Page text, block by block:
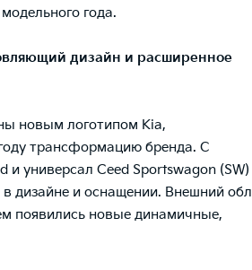
года.
дизайн и расширенное
новым логотипом Kia,
трансформацию бренда. С
и универсал Ceed Sportswagon (SW)
дизайне и оснащении. Внешний
появились новые динамичные,